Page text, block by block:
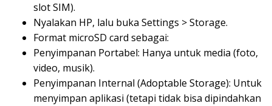
slot SIM).
Nyalakan HP, lalu buka Settings > Storage.
Format microSD card sebagai:
Penyimpanan Portabel: Hanya untuk media (foto,
video, musik).
Penyimpanan Internal (Adoptable Storage): Untuk
menyimpan aplikasi (tetapi tidak bisa dipindahkan